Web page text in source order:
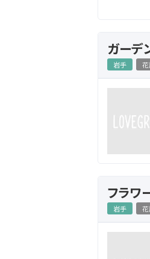
ガーデ
岩手
フラワ
岩手